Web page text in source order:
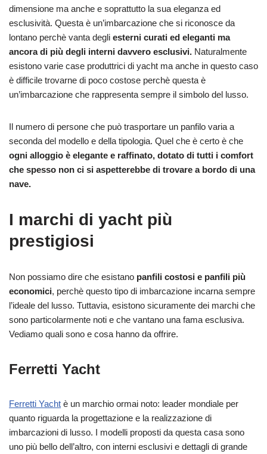
dimensione ma anche e soprattutto la sua eleganza ed
esclusività. Questa è un’imbarcazione che si riconosce da
lontano perchè vanta degli esterni curati ed eleganti ma
ancora di più degli interni davvero esclusivi. Naturalmente
esistono varie case produttrici di yacht ma anche in questo caso
è difficile trovarne di poco costose perchè questa è
un’imbarcazione che rappresenta sempre il simbolo del lusso.
Il numero di persone che può trasportare un panfilo varia a
seconda del modello e della tipologia. Quel che è certo è che
ogni alloggio è elegante e raffinato, dotato di tutti i comfort
che spesso non ci si aspetterebbe di trovare a bordo di una
nave.
I marchi di yacht più
prestigiosi
Non possiamo dire che esistano panfili costosi e panfili più
economici, perchè questo tipo di imbarcazione incarna sempre
l’ideale del lusso. Tuttavia, esistono sicuramente dei marchi che
sono particolarmente noti e che vantano una fama esclusiva.
Vediamo quali sono e cosa hanno da offrire.
Ferretti Yacht
Ferretti Yacht è un marchio ormai noto: leader mondiale per
quanto riguarda la progettazione e la realizzazione di
imbarcazioni di lusso. I modelli proposti da questa casa sono
uno più bello dell’altro, con interni esclusivi e dettagli di grande